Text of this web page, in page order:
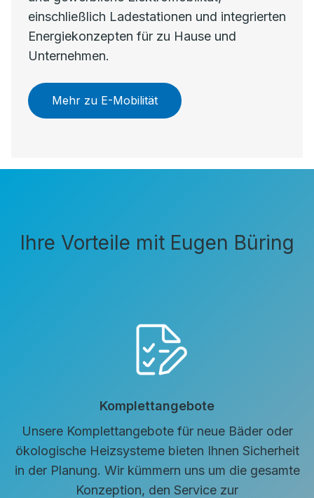
einschließlich Ladestationen und integrierten
Energiekonzepten für zu Hause und
Unternehmen.
Mehr zu E-Mobilität
Ihre Vorteile mit Eugen Büring
Komplettangebote
Unsere Komplettangebote für neue Bäder oder
ökologische Heizsysteme bieten Ihnen Sicherheit
in der Planung. Wir kümmern uns um die gesamte
Konzeption, den Service zur